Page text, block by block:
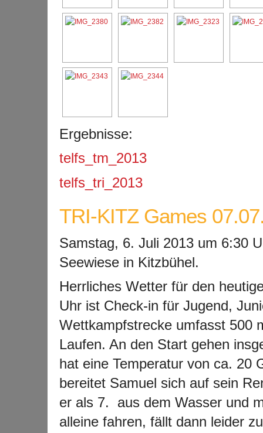
Ergebnisse:
telfs_tm_2013
telfs_tri_2013
TRI-KITZ Games
Samstag, 6. Juli 2013 um 6:30
Seewiese in Kitzbühel.
Herrliches Wetter für den
Uhr ist Check-in für Jugend,
Wettkampfstrecke umfasst 500
Laufen. An den Start gehen
hat eine Temperatur von ca. 20
bereitet Samuel sich auf sein
er als 7. aus dem Wasser und
alleine fahren, fällt dann leider